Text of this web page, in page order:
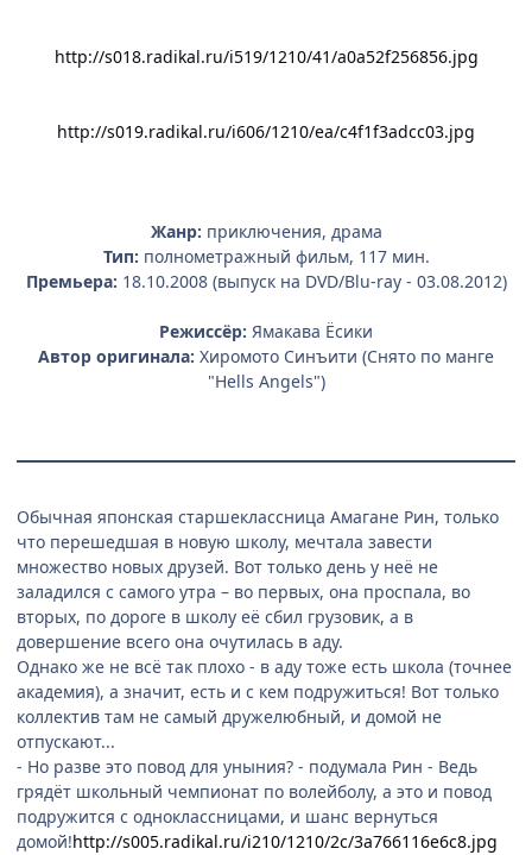
http://s018.radikal.ru/i519/1210/41/a0a52f256856.jpg
http://s019.radikal.ru/i606/1210/ea/c4f1f3adcc03.jpg
Жанр: приключения, драма
Тип: полнометражный фильм, 117 мин.
Премьера: 18.10.2008 (выпуск на DVD/Blu-ray - 03.08.2012)
Режиссёр: Ямакава Ёсики
Автор оригинала: Хиромото Синъити (Снято по манге
"Hells Angels")
Обычная японская старшеклассница Амагане Рин, только
что перешедшая в новую школу, мечтала завести
множество новых друзей. Вот только день у неё не
заладился с самого утра – во первых, она проспала, во
вторых, по дороге в школу её сбил грузовик, а в
довершение всего она очутилась в аду.
Однако же не всё так плохо - в аду тоже есть школа (точнее
академия), а значит, есть и с кем подружиться! Вот только
коллектив там не самый дружелюбный, и домой не
отпускают...
- Но разве это повод для уныния? - подумала Рин - Ведь
грядёт школьный чемпионат по волейболу, а это и повод
подружится с одноклассницами, и шанс вернуться
домой!http://s005.radikal.ru/i210/1210/2c/3a766116e6c8.jpg